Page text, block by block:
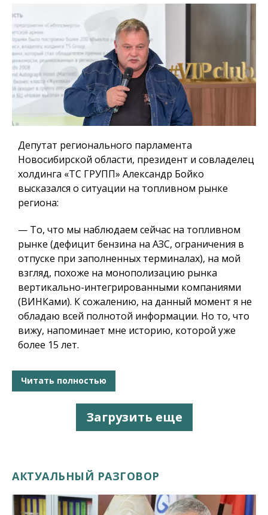
Депутат регионального парламента
Новосибирской области, президент и совладелец
холдинга «ТС ГРУПП» Александр Бойко
высказался о ситуации на топливном рынке
региона:
— То, что мы наблюдаем сейчас на топливном
рынке (дефицит бензина на АЗС, ограничения в
отпуске при заполненных терминалах), на мой
взгляд, похоже на монополизацию рынка
вертикально-интегрированными компаниями
(ВИНКами). К сожалению, на данный момент я не
обладаю всей полнотой информации. Но то, что
вижу, напоминает мне историю, которой уже
более 15 лет.
Читать полностью
Загрузить еще
АКТУАЛЬНЫЙ РАЗГОВОР